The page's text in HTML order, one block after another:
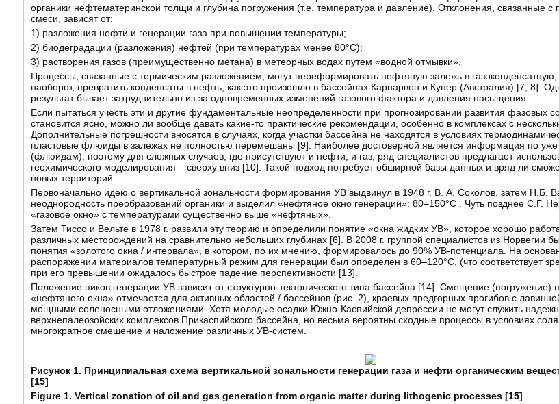
органики нефтематеринской толщи и глубина погружения (т.е. температура и давление). Отклонения, связанные
смеси, зависят от:
1) разложения нефти и генерации газа при повышении температуры;
2) биодеградации (разложения) нефтей (при температурах менее 80°С);
3) растворения газов (преимущественно метана) в метеорных водах путем «водной отмывки».
Процессы, связанные с термическим разложением, могут переформировать нефтяную залежь в
наоборот, превратить конденсаты в нефть, как это произошло в бассейнах Карнарвон и Купер (Австралия) [7 8].
результат бывает затруднительно из-за одновременных изменений газового фактора и давления насыщения.
Если пытаться учесть эти и другие фундаментальные неопределенности при прогнозировании развития фазовых
становится ясно, можно ли вообще давать какие-то практические рекомендации, особенно в комплексах с
Дополнительные погрешности вносятся в случаях, когда участки бассейна не находятся в условиях
пластовые флюиды в залежах не полностью перемешаны [9]. Наиболее достоверной является информация по
(флюидам), поэтому для сложных случаев, где присутствуют и нефти, и газ, ряд специалистов предлагает
геохимического моделирования – сверху вниз [10]. Такой подход потребует обширной базы данных и вряд ли
новых территорий.
Первоначально идею о вертикальной зональности формирования УВ выдвинул в 1948 г. В. А. Соколов, затем Н.Б.
неоднородность преобразований органики и выделил «нефтяное окно генерации»: 80–150°С . Чуть позднее С.Г.
«газовое окно» с температурами существенно выше «нефтяных».
Затем Тиссо и Вельте в 1978 г. развили эту теорию и определили понятие «окна жидких УВ», которое хорошо
различных месторождений на сравнительно небольших глубинах [6]. В 2008 г. группой специалистов из Норвегии
понятия «золотого окна / интервала», в котором, по их мнению, формировалось до 90% УВ-потенциала. На
распоряжении материалов температурный режим для генерации был определен в 60–120°С, (что соответствует
при его превышении ожидалось быстрое падение перспективности [13].
Положение пиков генерации УВ зависит от структурно-тектонического типа бассейна [14]. Смещение (погружение)
«нефтяного окна» отмечается для активных областей / бассейнов (рис. 2), краевых предгорных прогибов с
мощными соленосными отложениями. Хотя молодые осадки Южно-Каспийской депрессии не могут служить
верхнепалеозойских комплексов Прикаспийского бассейна, но весьма вероятны сходные процессы в условиях
многократное смешение и наложение различных УВ-систем.
Рисунок 1. Принципиальная схема вертикальной зональности генерации газа и нефти органическим
[15]
Figure 1. Vertical zonation of oil and gas generation from organic matter during lithogenic processes [15]